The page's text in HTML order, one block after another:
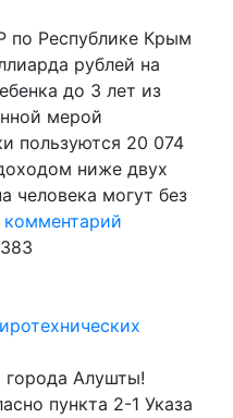
по Республике Крым
рублей на
до 3 лет из
мерой
пользуются 20 074
ниже двух
человека могут без
комментарий
Алушты!
пункта 2-1 Указа